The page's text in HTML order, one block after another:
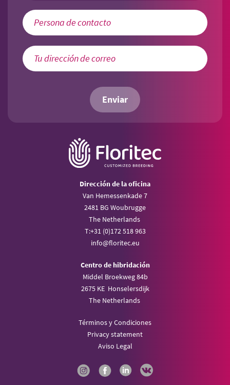
Enviar
Dirección de la oficina
Van Hemessenkade 7
2481 BG Woubrugge
The Netherlands
T:+31 (0)172 518 963
info@floritec.eu
Centro de hibridación
Middel Broekweg 84b
2675 KE Honselersdijk
The Netherlands
Términos y Condiciones
Privacy statement
Aviso Legal